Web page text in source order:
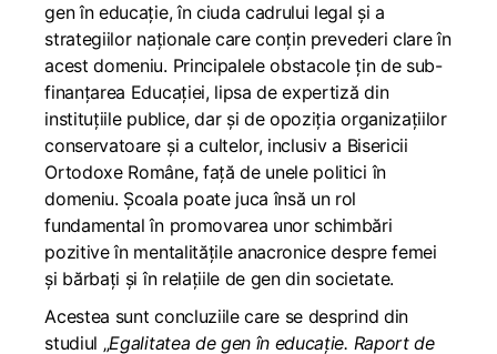
gen în educație, în ciuda cadrului legal și a
strategiilor naționale care conțin prevederi clare în
acest domeniu. Principalele obstacole țin de sub-
finanțarea Educației, lipsa de expertiză din
instituțiile publice, dar și de opoziția organizațiilor
conservatoare și a cultelor, inclusiv a Bisericii
Ortodoxe Române, față de unele politici în
domeniu. Școala poate juca însă un rol
fundamental în promovarea unor schimbări
pozitive în mentalitățile anacronice despre femei
și bărbați și în relațiile de gen din societate.
Acestea sunt concluziile care se desprind din
studiul „Egalitatea de gen în educație. Raport de